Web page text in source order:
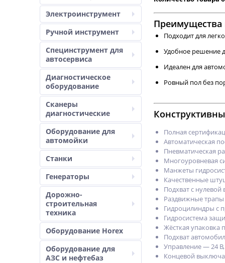
Электроинструмент
Ручной инструмент
Специнструмент для
автосервиса
Диагностическое
оборудование
Сканеры
диагностические
Оборудование для
автомойки
Станки
Генераторы
Дорожно-
строительная
техника
Оборудование Horex
Оборудование для
АЗС и нефтебаз
Подходит для
Удобное решение
Идеален для
Ровный пол без
Полная
Автоматическая
Пневматическая
Многоуровневая
Манжеты
Качественные
Подхват с
Раздвижные
Гидроцилиндры с
Гидросистема
Жёсткая
Подхват
Управление — 24
Концевой